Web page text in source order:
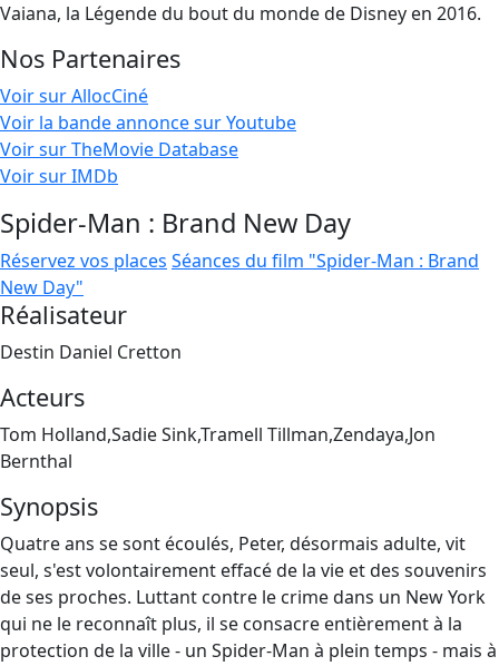
Vaiana, la Légende du bout du monde de Disney en 2016.
Nos Partenaires
Voir sur AllocCiné
Voir la bande annonce sur Youtube
Voir sur TheMovie Database
Voir sur IMDb
Spider-Man : Brand New Day
Réservez vos places Séances du film "Spider-Man : Brand
New Day"
Réalisateur
Destin Daniel Cretton
Acteurs
Tom Holland,Sadie Sink,Tramell Tillman,Zendaya,Jon
Bernthal
Synopsis
Quatre ans se sont écoulés, Peter, désormais adulte, vit
seul, s'est volontairement effacé de la vie et des souvenirs
de ses proches. Luttant contre le crime dans un New York
qui ne le reconnaît plus, il se consacre entièrement à la
protection de la ville - un Spider-Man à plein temps - mais à